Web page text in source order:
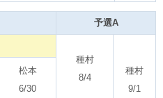
予選A
種村
8/4
種村
9/1
松本
6/30